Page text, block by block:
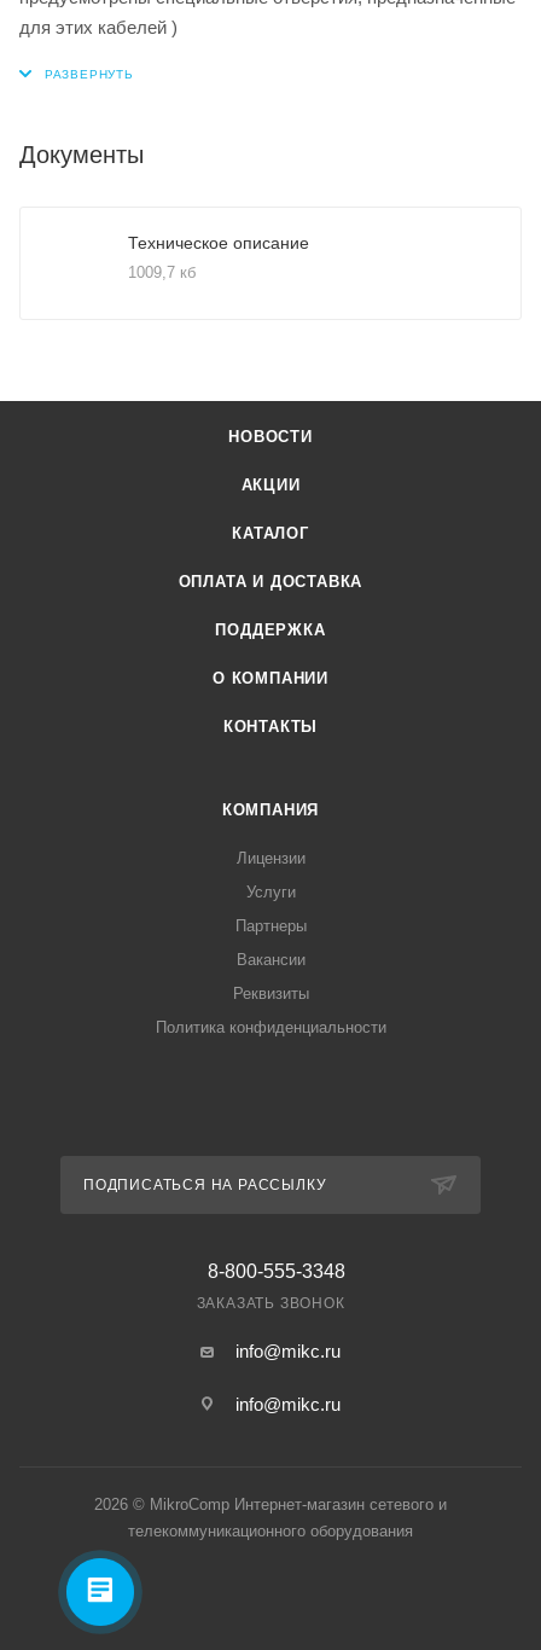
для этих кабелей )
Документы
Техническое описание
1009,7 кб
НОВОСТИ
АКЦИИ
КАТАЛОГ
ОПЛАТА И ДОСТАВКА
ПОДДЕРЖКА
О КОМПАНИИ
КОНТАКТЫ
КОМПАНИЯ
Лицензии
Услуги
Партнеры
Вакансии
Реквизиты
Политика конфиденциальности
ПОДПИСАТЬСЯ НА РАССЫЛКУ
8-800-555-3348
ЗАКАЗАТЬ ЗВОНОК
info@mikc.ru
info@mikc.ru
2026 © MikroComp Интернет-магазин сетевого и
телекоммуникационного оборудования